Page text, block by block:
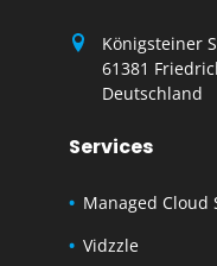
Königsteiner
61381
Deutschland
Services
Managed Cloud
Vidzzle